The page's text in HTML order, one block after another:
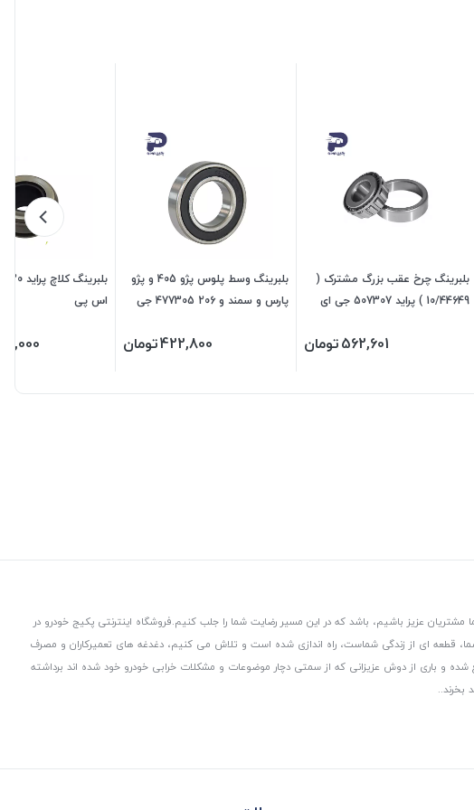
بلبرینگ چرخ عقب بزرگ مشترک (
10/44649 ) پراید 507307 جی ای
562,601تومان
بلبرینگ وسط پلوس پژو 405 و پژو
پارس و سمند و 206 477305 جی
422,800تومان
اس پی
عزیز باشیم، باشد که در این مسیر رضایت شما را جلب کنیم.فروشگاه اینترنتی پکیج خودرو در
قطعه ای از زندگی شماست، راه اندازی شده است و تلاش می کنیم، دغدغه های تعمیرکاران و مصرف
شده و باری از دوش عزیزانی که از سمتی دچار موضوعات و مشکلات خرابی خودرو خود شده اند برداشته
بخرند..